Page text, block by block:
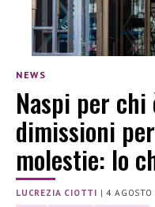
NEWS
Naspi per
dimissioni
molestie: lo
LUCREZIA CIOTTI |4